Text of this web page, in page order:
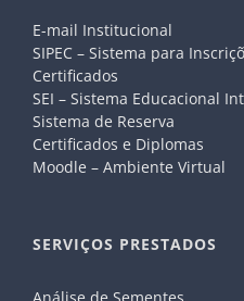
E-mail Institucional
SIPEC – Sistema para
Certificados
SEI – Sistema Educacional
Sistema de Reserva
Certificados e Diplomas
Moodle – Ambiente Virtual
SERVIÇOS PRESTADOS